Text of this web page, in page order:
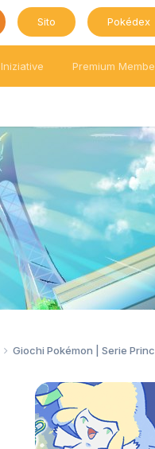
Sito Pokédex
Iniziative Premium
Giochi Pokémon | Serie